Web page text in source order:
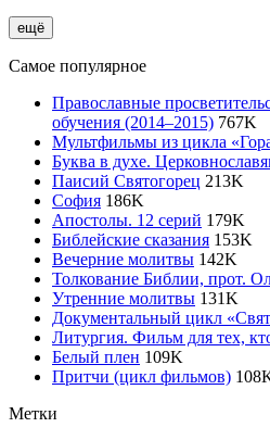
ещё
Самое популярное
Православные
обучения (2014–2015) 767K
Мультфильмы из цикла
Буква в духе.
Паисий Святогорец 213K
София 186K
Апостолы. 12 серий 179K
Библейские сказания 153K
Вечерние молитвы 142K
Толкование Библии, прот.
Утренние молитвы 131K
Документальный цикл
Литургия. Фильм для тех,
Белый плен 109K
Притчи (цикл фильмов) 108
Метки